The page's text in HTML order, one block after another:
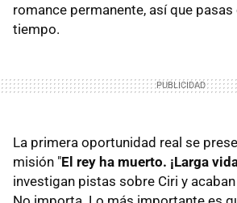
romance permanente, así que
tiempo.
La primera oportunidad real se
misión "El rey ha muerto. ¡Larga
investigan pistas sobre Ciri y